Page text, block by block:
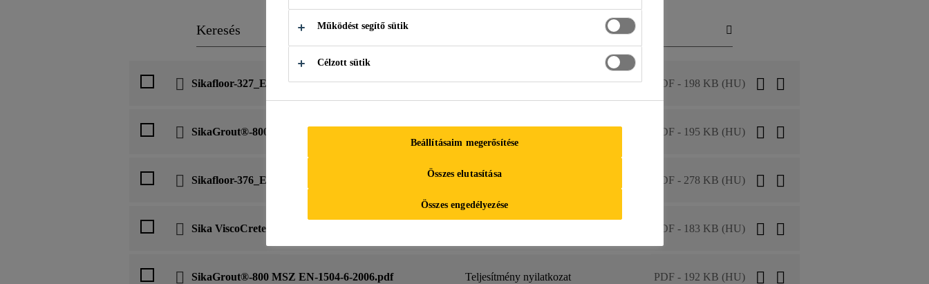
Sikafloor-327_EN-1504-2-2004_tny.pdf Teljesítmény nyilatkozat PDF - 198 KB (HU)
SikaGrout®-800 MSZ EN-1504-3-2005.pdf PDF - 195 KB (HU)
Sikafloor-376_EN 1504-2-2004_tny.pdf Teljesítmény nyilatkozat PDF - 278 KB (HU)
Sika ViscoCrete-5500 Iron_tny.pdf PDF - 183 KB (HU)
SikaGrout®-800 MSZ EN-1504-6-2006.pdf Teljesítmény nyilatkozat PDF - 192 KB (HU)
Működést segítő sütik
Célzott sütik
Beállításaim megerősítése
Összes elutasítása
Összes engedélyezése